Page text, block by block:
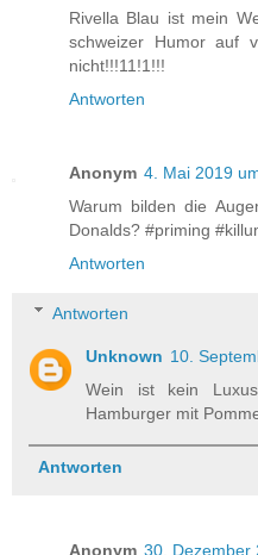
Rivella Blau ist mein
schweizer Humor auf
nicht!!!11!1!!!
Antworten
Anonym 4. Mai 2019
Warum bilden die
Donalds? #priming
Antworten
Antworten
Unknown 10.
Wein ist kein
Hamburger mit
Antworten
Anonym 30. Dezember